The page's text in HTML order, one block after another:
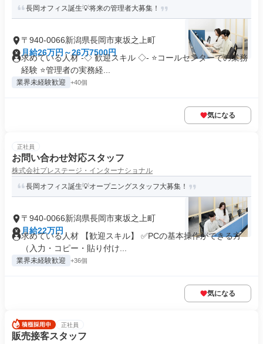
長岡オフィス誕生💡将来の管理者大募集！
〒940-0066新潟県長岡市東坂之上町
月給26万円～26万7500円
求めている人材 -◇ 歓迎スキル ◇- ⭐コールセンターでの業務
経験 ⭐管理者の実務経...
業界未経験歓迎 +40個
気になる
正社員
お問い合わせ対応スタッフ
株式会社プレステージ・インターナショナル
長岡オフィス誕生💡オープニングスタッフ大募集！
〒940-0066新潟県長岡市東坂之上町
月給22万円
求めている人材 【歓迎スキル】 ✅PCの基本操作ができる方
（入力・コピー・貼り付け...
業界未経験歓迎 +36個
気になる
正社員
販売接客スタッフ